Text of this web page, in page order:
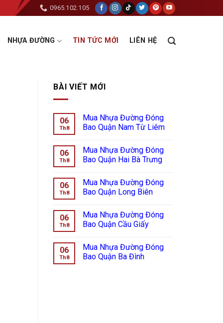
0965.102.105
NHỰA ĐƯỜNG TIN TỨC MỚI LIÊN HỆ
BÀI VIẾT MỚI
06
Th8
Mua Nhựa Đường Đóng
Bao Quận Nam Từ Liêm
06
Th8
Mua Nhựa Đường Đóng
Bao Quận Hai Bà Trưng
06
Th8
Mua Nhựa Đường Đóng
Bao Quận Long Biên
06
Th8
Mua Nhựa Đường Đóng
Bao Quận Cầu Giấy
06
Th8
Mua Nhựa Đường Đóng
Bao Quận Ba Đình